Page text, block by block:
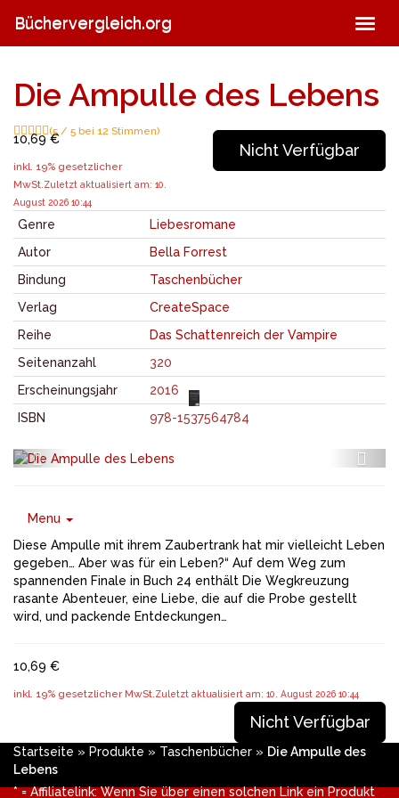
main
Büchervergleich.org
Die Ampulle des Lebens
(5 / 5 bei 12 Stimmen)
10,69 €
inkl. 19% gesetzlicher
MwSt.Zuletzt aktualisiert am: 10.
August 2026 10:44
Nicht Verfügbar
Genre
Liebesromane
Autor
Bella Forrest
Bindung
Taschenbücher
Verlag
CreateSpace
Reihe
Das Schattenreich der Vampire
Seitenanzahl
320
Erscheinungsjahr
2016
ISBN
978-1537564784
Menu
Diese Ampulle mit ihrem Zaubertrank hat mir vielleicht Leben
gegeben… Aber was für ein Leben?“ Auf dem Weg zum
spannenden Finale in Buch 24 enthält Die Wegkreuzung
rasante Abenteuer, eine Liebe, die auf die Probe gestellt
wird, und packende Entdeckungen…
10,69 €
inkl. 19% gesetzlicher MwSt.Zuletzt aktualisiert am: 10. August 2026 10:44
Nicht Verfügbar
Startseite » Produkte » Taschenbücher » Die Ampulle des
Lebens
* = Affiliatelink: Wenn Sie über einen solchen Link ein Produkt